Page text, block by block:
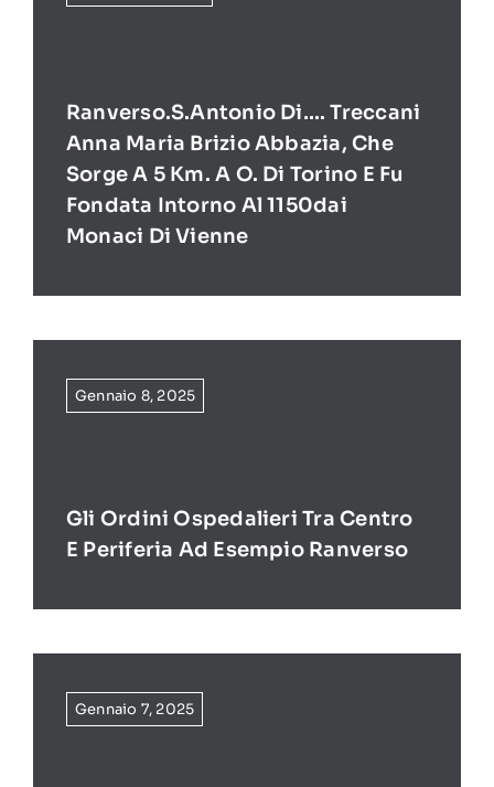
Ranverso.S.Antonio Di…. Treccani
Anna Maria Brizio Abbazia, Che
Sorge A 5 Km. A O. Di Torino E Fu
Fondata Intorno Al 1150dai
Monaci Di Vienne
Gennaio 8, 2025
Gli Ordini Ospedalieri Tra Centro
E Periferia Ad Esempio Ranverso
Gennaio 7, 2025